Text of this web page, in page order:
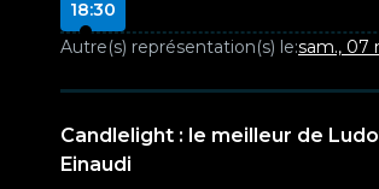
18:30
Autre(s) représentation(s) le:sam., 07
Candlelight : le meilleur de
Einaudi